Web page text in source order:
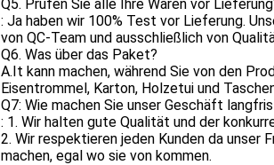
Q5. Prüfen Sie alle Ihre Waren vor
: Ja haben wir 100% Test vor Lieferung.
von QC-Team und ausschließlich von
Q6. Was über das Paket?
A.It kann machen, während Sie von den
Eisentrommel, Karton, Holzetui und
Q7: Wie machen Sie unser Geschäft
: 1. Wir halten gute Qualität und der
2. Wir respektieren jeden Kunden da unser
machen, egal wo sie von kommen.